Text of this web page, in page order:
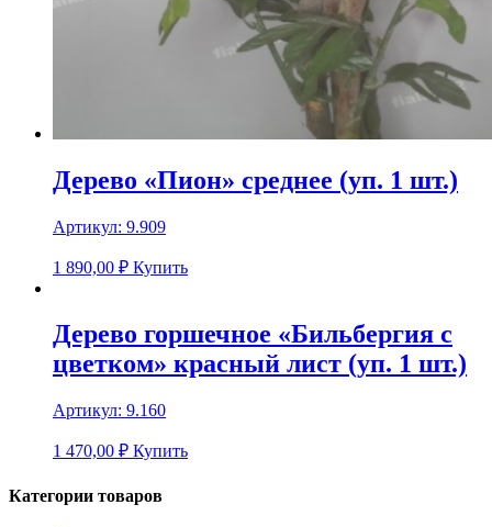
Дерево «Пион» среднее (уп. 1 шт.)
Артикул: 9.909
1 890,00 ₽ Купить
Дерево горшечное «Бильбергия с
цветком» красный лист (уп. 1 шт.)
Артикул: 9.160
1 470,00 ₽ Купить
Категории товаров